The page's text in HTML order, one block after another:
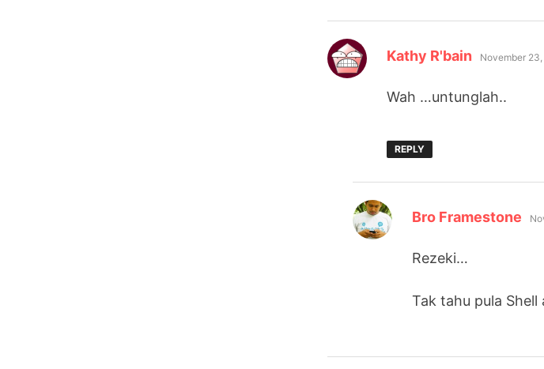
Kathy R'bain says:
November
Wah …untunglah..
REPLY
Bro Framestone
Rezeki…
Tak tahu pula